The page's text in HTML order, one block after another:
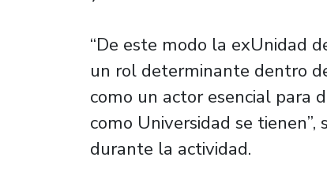
“De este modo la exUnidad
un rol determinante dentro
como un actor esencial para
como Universidad se
durante la actividad.